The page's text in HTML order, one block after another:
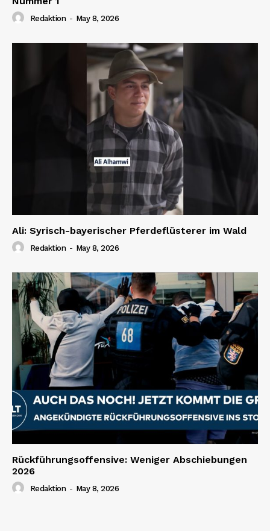
Redaktion - May 8, 2026
Ali: Syrisch-bayerischer Pferdeflüsterer im Wald
Redaktion - May 8, 2026
Rückführungsoffensive: Weniger Abschiebungen
2026
Redaktion - May 8, 2026